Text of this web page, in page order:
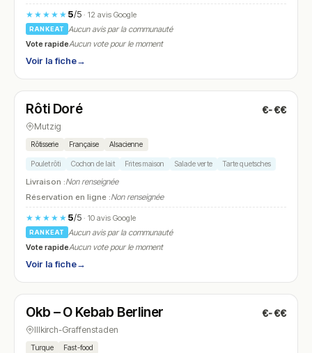
★★★★★ 5/5· 12 avis Google
RANKEAT
Aucun avis par la communauté
Vote rapideAucun vote pour le moment
Voir la fiche→
N° 12
Rôti Doré €-€€
Mutzig
Rôtisserie Française Alsacienne
Poulet rôti Cochon de lait Frites maison Salade verte Tarte quetsches
Livraison :Non renseignée
Réservation en ligne :Non renseignée
★★★★★ 5/5· 10 avis Google
RANKEAT
Aucun avis par la communauté
Vote rapideAucun vote pour le moment
Voir la fiche→
N° 13
Okb – O Kebab Berliner €-€€
Illkirch-Graffenstaden
Turque Fast-food